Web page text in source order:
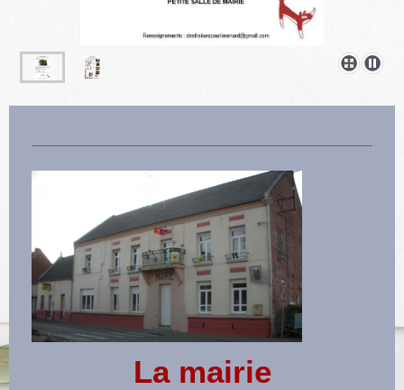
La mairie